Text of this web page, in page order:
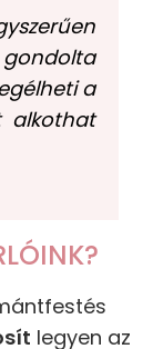
a
alkothat
legyen az